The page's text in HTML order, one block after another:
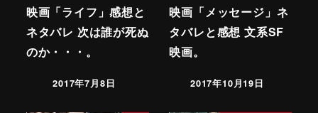
映画「ライフ」感想と
ネタバレ 次は誰が死ぬ
のか・・・。
2017年7月8日
映画「メッセージ」ネ
タバレと感想 文系SF
映画。
2017年10月19日